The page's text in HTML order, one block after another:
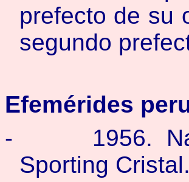
prefecto de su
segundo
Efemérides
-
1956.
Sporting Cristal.